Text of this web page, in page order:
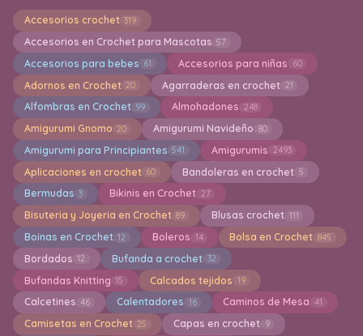
Accesorios crochet 319
Accesorios en Crochet para Mascotas 57
Accesorios para bebes 61 Accesorios para niñas 60
Adornos en Crochet 20 Agarraderas en crochet 21
Alfombras en Crochet 99 Almohadones 248
Amigurumi Gnomo 20 Amigurumi Navideño 80
Amigurumi para Principiantes 541 Amigurumis 2493
Aplicaciones en crochet 60 Bandoleras en crochet 5
Bermudas 3 Bikinis en Crochet 27
Bisuteria y Joyeria en Crochet 89 Blusas crochet 111
Boinas en Crochet 12 Boleros 14 Bolsa en Crochet 845
Bordados 12 Bufanda a crochet 32
Bufandas Knitting 15 Calcados tejidos 19
Calcetines 46 Calentadores 16 Caminos de Mesa 41
Camisetas en Crochet 25 Capas en crochet 9